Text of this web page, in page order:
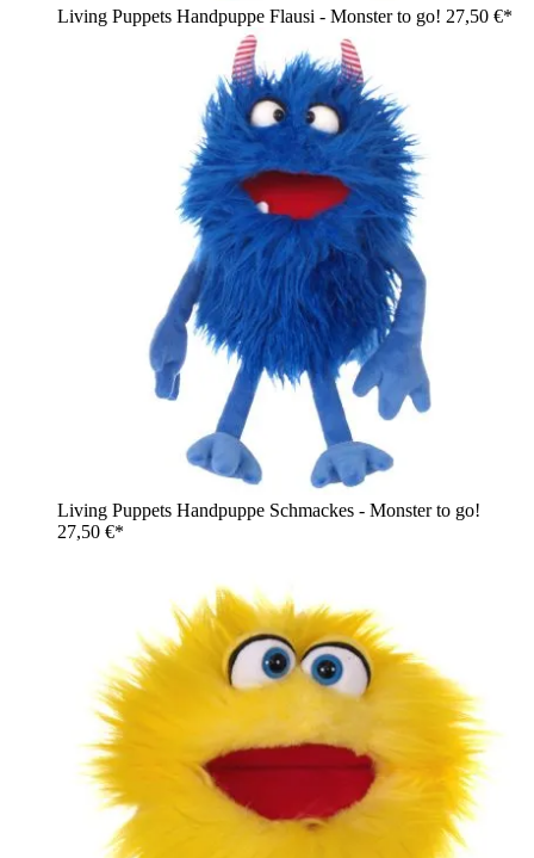
Living Puppets Handpuppe Flausi - Monster to go! 27,50 €*
Living Puppets Handpuppe Schmackes - Monster to go!
27,50 €*